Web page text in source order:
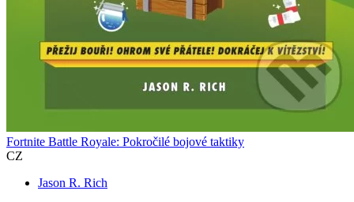
Fortnite Battle Royale: Pokročilé bojové taktiky
CZ
Jason R. Rich